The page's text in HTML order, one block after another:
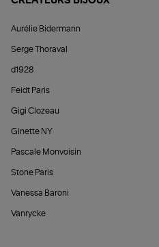
Aurélie Bidermann
Serge Thoraval
d1928
Feidt Paris
Gigi Clozeau
Ginette NY
Pascale Monvoisin
Stone Paris
Vanessa Baroni
Vanrycke